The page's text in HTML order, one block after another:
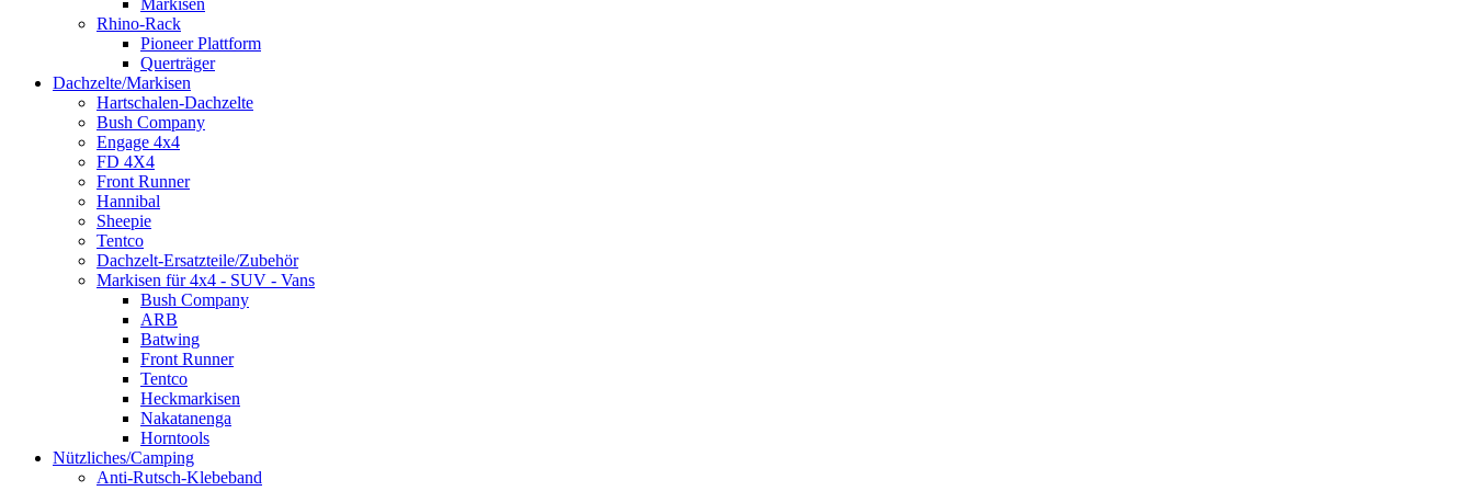
Markisen
Rhino-Rack
Pioneer Plattform
Querträger
Dachzelte/Markisen
Hartschalen-Dachzelte
Bush Company
Engage 4x4
FD 4X4
Front Runner
Hannibal
Sheepie
Tentco
Dachzelt-Ersatzteile/Zubehör
Markisen für 4x4 - SUV - Vans
Bush Company
ARB
Batwing
Front Runner
Tentco
Heckmarkisen
Nakatanenga
Horntools
Nützliches/Camping
Anti-Rutsch-Klebeband